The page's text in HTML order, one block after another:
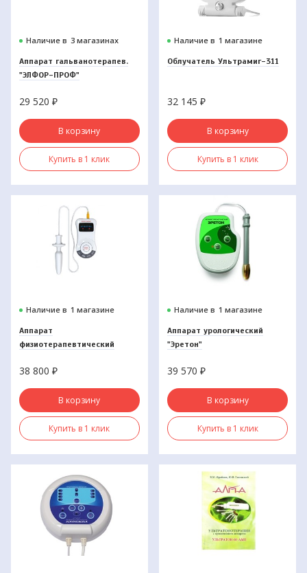
Наличие в 3 магазинах
Аппарат гальванотерапев.
"ЭЛФОР-ПРОФ"
29 520 ₽
В корзину
Купить в 1 клик
Наличие в 1 магазине
Облучатель Ультрамиг-311
32 145₽
В корзину
Купить в 1 клик
Наличие в 1 магазине
Аппарат
физиотерапевтический
38 800 ₽
В корзину
Купить в 1 клик
Наличие в 1 магазине
Аппарат урологический
"Эретон"
39 570₽
В корзину
Купить в 1 клик